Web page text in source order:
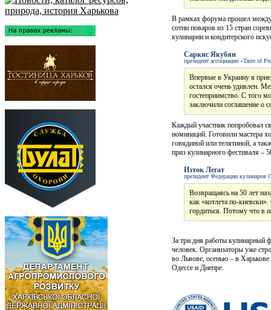
В рамках форума прошел
сотни поваров из 15 стран
кулинарии и кондитерского
Саркис Якубян
президент ассоциации «Taste of
Впервые в Украину я
остался очень удивлен.
гостеприимство. С того
заключили соглашение о
Каждый участник попробовал
номинаций. Готовили мастера
говядиной или телятиной, а
приз кулинарного фестиваля –
Изток Легат
президент Федерации кулинаров
Возвращаясь на 50 лет
как «котлета по-
гордиться. Потому что в
За три дня работы кулинарный
человек. Организаторы уже
во Львове, осенью – в
Одессе и Днепре.